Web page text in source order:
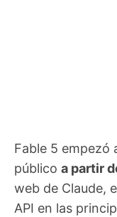
Fable 5 empezó
público a partir
web de Claude,
API en las